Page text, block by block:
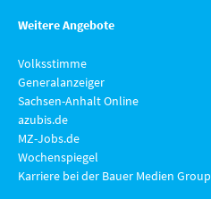
Weitere Angebote
Volksstimme
Generalanzeiger
Sachsen-Anhalt Online
azubis.de
MZ-Jobs.de
Wochenspiegel
Karriere bei der Bauer Medien Group